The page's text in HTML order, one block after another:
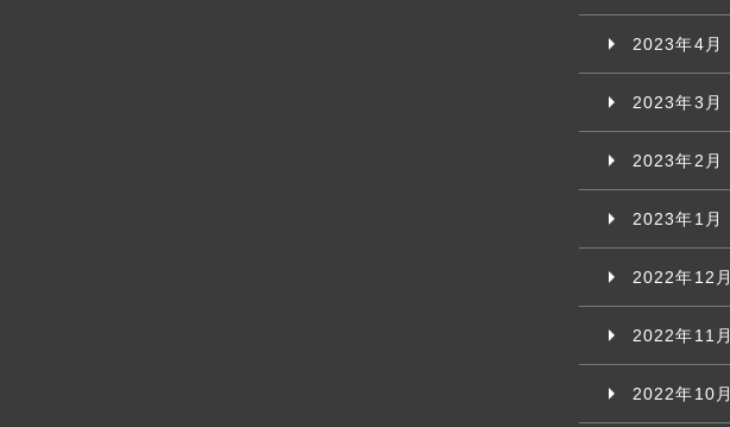
2023年4月
2023年3月
2023年2月
2023年1月
2022年12月
2022年11月
2022年10月